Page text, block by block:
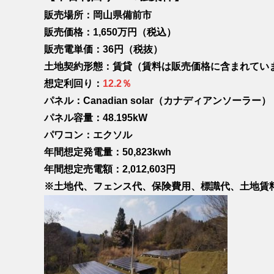
販売場所：岡山県備前市
販売価格：1,650万円（税込）
販売電単価：36円（税抜）
土地契約形態：賃貸（賃料は販売価格に含まれてい
想定利回り： 12.2％
パネル：Canadian solar（カナディアンソーラー）
パネル容量：48.195kW
パワコン：エクソル
年間想定発電量：50,823kwh
年間想定売電額：2,012,603円
※土地代、フェンス代、保険費用、標識代、土地賃